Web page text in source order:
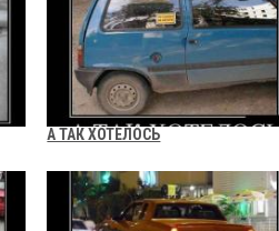
А ТАК ХОТЕЛОСЬ